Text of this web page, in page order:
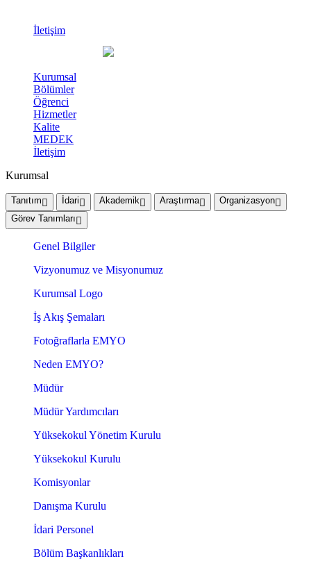
İletişim
Kurumsal
Bölümler
Öğrenci
Hizmetler
Kalite
MEDEK
İletişim
Kurumsal
Tanıtım İdari Akademik Araştırma
Organizasyon
Görev Tanımları
Genel Bilgiler
Vizyonumuz ve Misyonumuz
Kurumsal Logo
İş Akış Şemaları
Fotoğraflarla EMYO
Neden EMYO?
Müdür
Müdür Yardımcıları
Yüksekokul Yönetim Kurulu
Yüksekokul Kurulu
Komisyonlar
Danışma Kurulu
İdari Personel
Bölüm Başkanlıkları